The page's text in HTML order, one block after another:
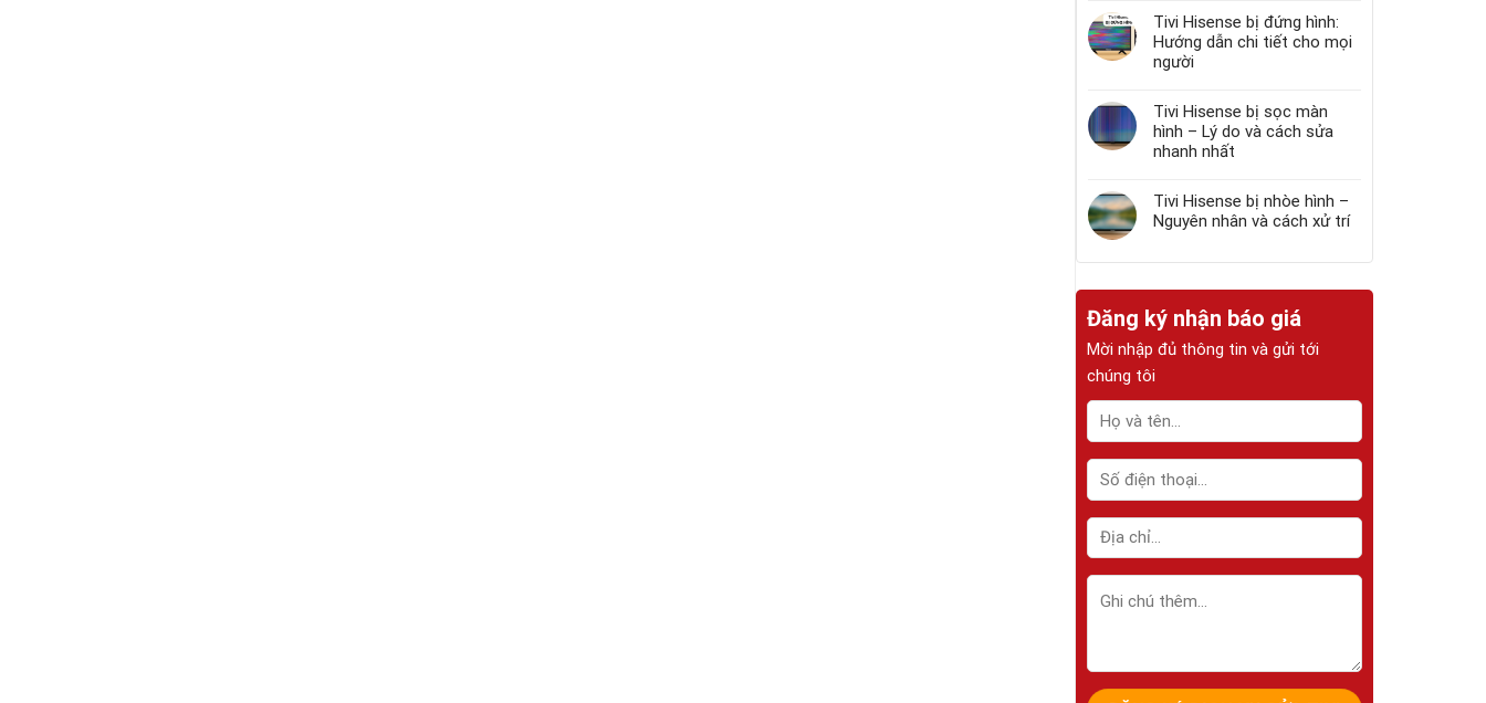
Tivi Hisense bị đứng hình:
Hướng dẫn chi tiết cho mọi
người
Tivi Hisense bị sọc màn
hình – Lý do và cách sửa
nhanh nhất
Tivi Hisense bị nhòe hình –
Nguyên nhân và cách xử trí
Đăng ký nhận báo giá
Mời nhập đủ thông tin và gửi tới
chúng tôi